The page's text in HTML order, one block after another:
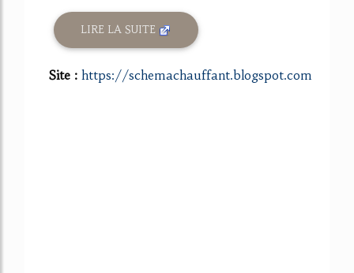
LIRE LA SUITE
Site : https://schemachauffant.blogspot.com